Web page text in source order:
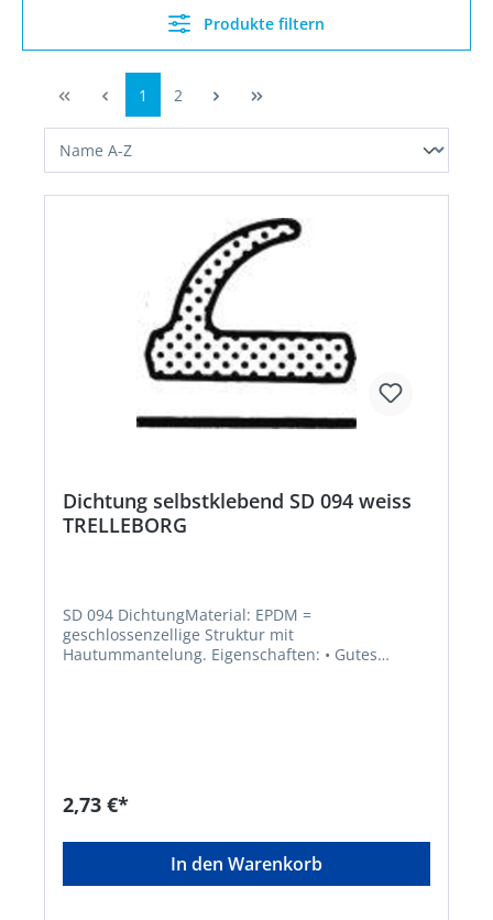
Produkte filtern
1 2
Dichtung selbstklebend SD 094 weiss
TRELLEBORG
SD 094 DichtungMaterial: EPDM =
geschlossenzellige Struktur mit
Hautummantelung. Eigenschaften: • Gutes
Kopfhöhe: 7 mm • Anschlagluft/Spalt: 5
mmHersteller: Trelleborg Industrial Solutions,
+495933924112, info@trelleborg.com
2,73 €*
In den Warenkorb